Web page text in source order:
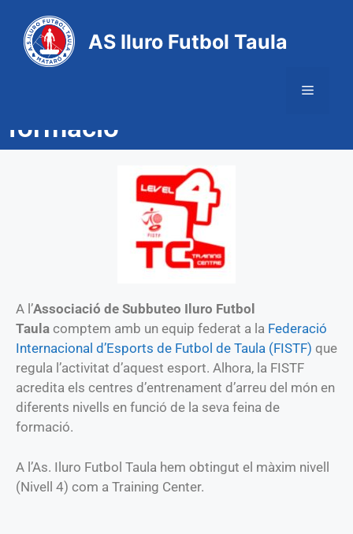
AS Iluro Futbol Taula
formació
A l’Associació de Subbuteo Iluro Futbol
Taula comptem amb un equip federat a la Federació
Internacional d’Esports de Futbol de Taula (FISTF) que
regula l’activitat d’aquest esport. Alhora, la FISTF
acredita els centres d’entrenament d’arreu del món en
diferents nivells en funció de la seva feina de
formació.
A l’As. Iluro Futbol Taula hem obtingut el màxim nivell
(Nivell 4) com a Training Center.